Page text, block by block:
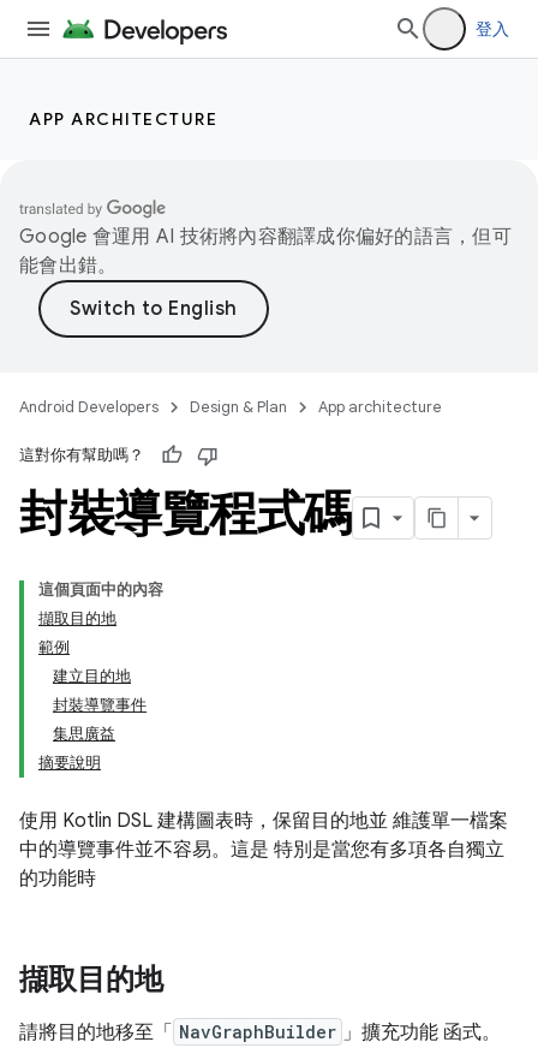
登入
APP ARCHITECTURE
Google 會運用 AI 技術將內容翻譯成你偏好的語言，但可
能會出錯。
Android Developers Design & Plan App architecture
這對你有幫助嗎？
封裝導覽程式碼
這個頁面中的內容
擷取目的地
範例
建立目的地
封裝導覽事件
集思廣益
摘要說明
使用 Kotlin DSL 建構圖表時，保留目的地並 維護單一檔案
中的導覽事件並不容易。這是 特別是當您有多項各自獨立
的功能時
擷取目的地
請將目的地移至「 NavGraphBuilder 」 擴充功能 函式。